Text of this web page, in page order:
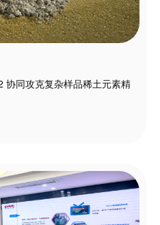
协同攻克复杂样品稀土元素精